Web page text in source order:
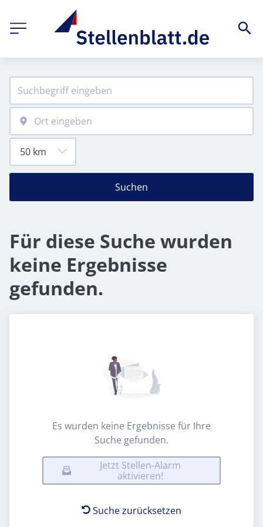
Suchen
Für diese Suche wurden
keine Ergebnisse
gefunden.
Es wurden keine Ergebnisse für Ihre
Suche gefunden.
Jetzt Stellen-Alarm
aktivieren!
Suche zurücksetzen